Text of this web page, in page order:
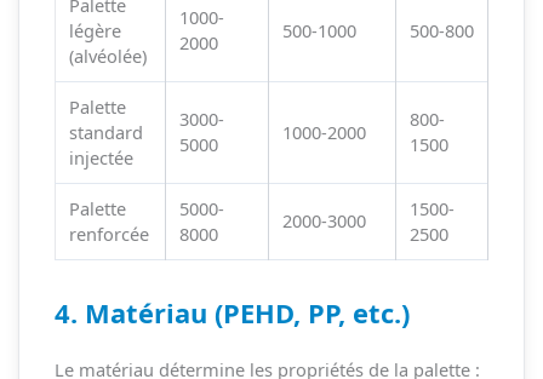
Palette
légère
(alvéolée)
1000-
2000
500-1000 500-800
Palette
standard
injectée
3000-
5000
1000-2000
800-
1500
Palette
renforcée
5000-
8000
2000-3000
1500-
2500
4. Matériau (PEHD, PP, etc.)
Le matériau détermine les propriétés de la palette :